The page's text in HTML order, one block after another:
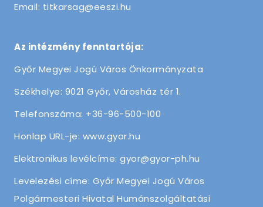
Email: titkarsag@eeszi.hu
Az intézmény fenntartója:
Győr Megyei Jogú Város Önkormányzata
Székhelye: 9021 Győr, Városház tér 1.
Telefonszáma: +36-96-500-100
Honlap URL-je: www.gyor.hu
Elektronikus levélcíme: gyor@gyor-ph.hu
Levelezési címe: Győr Megyei Jogú Város
Polgármesteri Hivatal Humánszolgáltatási